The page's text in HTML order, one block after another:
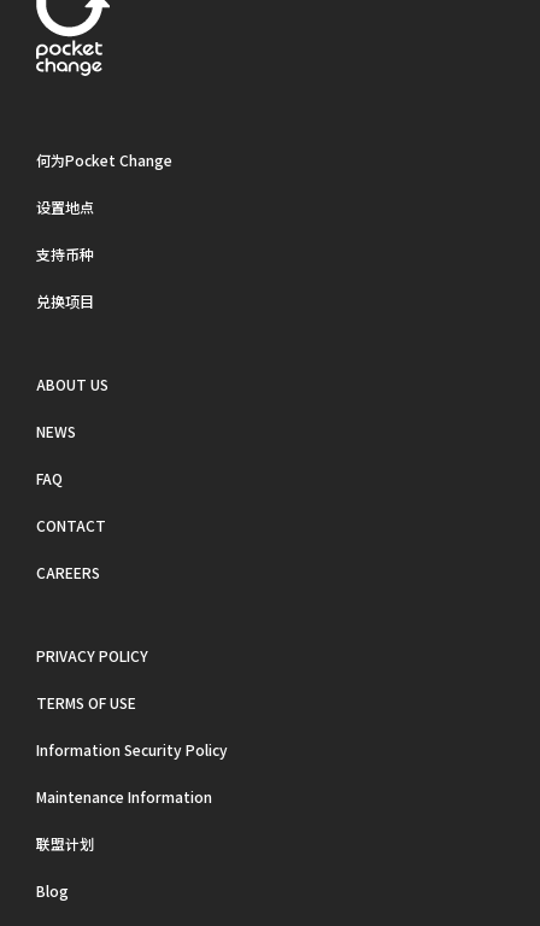
何为Pocket Change
设置地点
支持币种
兑换项目
ABOUT US
NEWS
FAQ
CONTACT
CAREERS
PRIVACY POLICY
TERMS OF USE
Information Security Policy
Maintenance Information
联盟计划
Blog